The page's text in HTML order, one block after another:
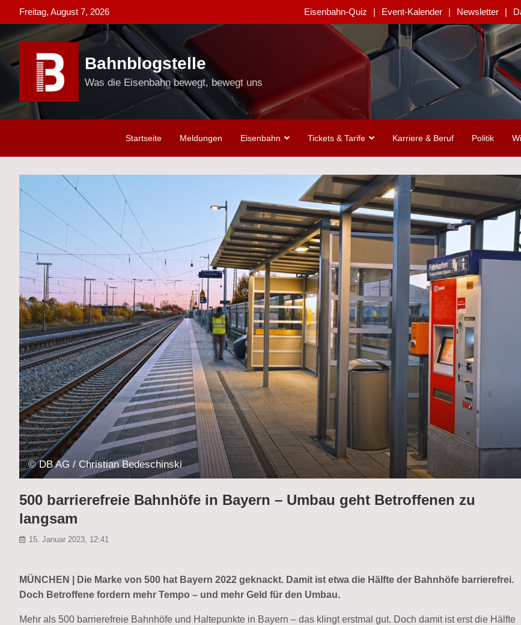
to
content
Freitag, August 7, 2026 Eisenbahn-Quiz Event-Kalender Newsletter
Bahnblogstelle
Was die Eisenbahn bewegt, bewegt uns
Startseite Meldungen Eisenbahn Tickets & Tarife Karriere & Beruf Politik
© DB AG / Christian Bedeschinski
500 barrierefreie Bahnhöfe in Bayern – Umbau geht Betroffenen zu
langsam
15. Januar 2023, 12:41
MÜNCHEN | Die Marke von 500 hat Bayern 2022 geknackt. Damit ist etwa die Hälfte der Bahnhöfe barrierefrei.
Doch Betroffene fordern mehr Tempo – und mehr Geld für den Umbau.
Mehr als 500 barrierefreie Bahnhöfe und Haltepunkte in Bayern – das klingt erstmal gut. Doch damit ist erst die Hälfte